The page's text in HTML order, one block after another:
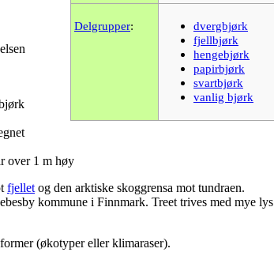
Delgrupper:
dvergbjørk
fjellbjørk
hengebjørk
papirbjørk
svartbjørk
vanlig bjørk
over 1 m høy
fjellet og den arktiske skoggrensa mot tundraen.
kommune i Finnmark. Treet trives med mye lys
(økotyper eller klimaraser).